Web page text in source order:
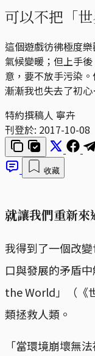
可以不把「
這個遊戲彷彿極度
氣候變暖；但上手
意，要不放手污染
漸漸我也失去了初
特約撰稿人 寧卉
刊登於: 2017-10-08
收藏
就讓我們重新來
我得到了一個改
口與發展的矛盾
the World」（《
類拯救人類。
「當環境崩壞無